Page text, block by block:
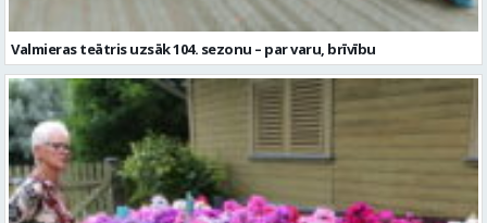
Valmieras teātris uzsāk 104. sezonu – par varu, brīvību